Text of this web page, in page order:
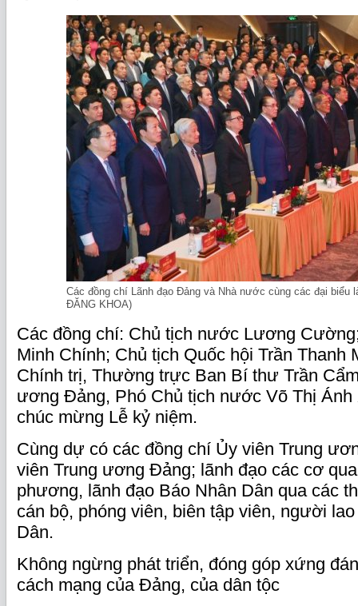
Các đồng chí Lãnh đạo Đảng và Nhà nước cùng các đại biểu
ĐĂNG KHOA)
Các đồng chí: Chủ tịch nước Lương
Minh Chính; Chủ tịch Quốc hội Trần Thanh
Chính trị, Thường trực Ban Bí thư Trần
ương Đảng, Phó Chủ tịch nước Võ Thị Ánh
chúc mừng Lễ kỷ niệm.
Cùng dự có các đồng chí Ủy viên Trung
viên Trung ương Đảng; lãnh đạo các cơ
phương, lãnh đạo Báo Nhân Dân qua các
cán bộ, phóng viên, biên tập viên, người
Dân.
Không ngừng phát triển, đóng góp xứng
cách mạng của Đảng, của dân tộc